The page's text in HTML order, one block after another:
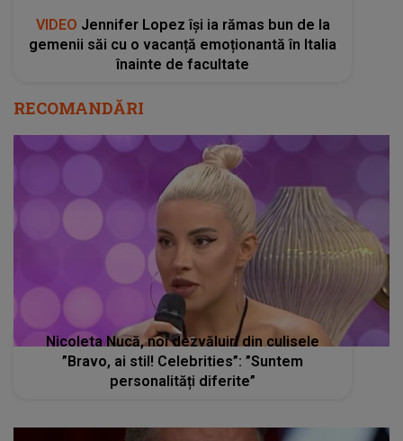
VIDEO Jennifer Lopez își ia rămas bun de la
gemenii săi cu o vacanță emoționantă în Italia
înainte de facultate
RECOMANDĂRI
Nicoleta Nucă, noi dezvăluiri din culisele
”Bravo, ai stil! Celebrities”: ”Suntem
personalități diferite”